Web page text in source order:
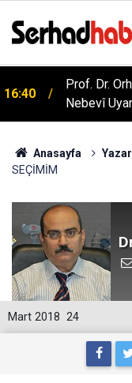
16:40
Prof. Dr.
Nebevî
Anasayfa
SEÇİMİM
24
Mart 2018